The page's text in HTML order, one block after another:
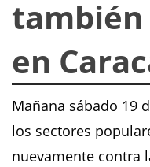
también
en
Mañana sábado 19
los sectores
nuevamente contra